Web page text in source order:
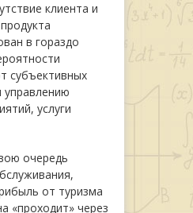
клиента и
в гораздо
субъективных
услуги
очередь
от туризма
«проходит» через